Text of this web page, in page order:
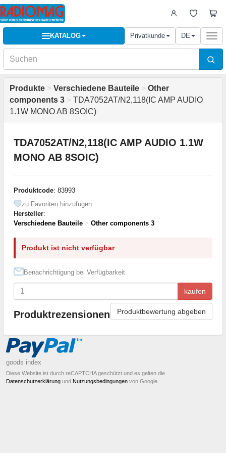
KATALOG Privatkunde DE
Produkte > Verschiedene Bauteile > Other
components 3 > TDA7052AT/N2,118(IC AMP AUDIO
1.1W MONO AB 8SOIC)
TDA7052AT/N2,118(IC AMP AUDIO 1.1W
MONO AB 8SOIC)
Produktcode: 83993
zu Favoriten hinzufügen
Hersteller:
Verschiedene Bauteile > Other components 3
Produkt ist nicht verfügbar
Benachrichtigung bei Verfügbarkeit
kaufen
Produktrezensionen Produktbewertung abgeben
goods index
Diese Website ist durch reCAPTCHA geschützt und es gelten die
Datenschutzerklärung und Nutzungsbedingungen von Google.